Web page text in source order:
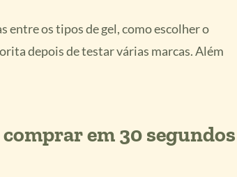
entre os tipos de gel, como escolher o
depois de testar várias marcas. Além
em 30 segundos